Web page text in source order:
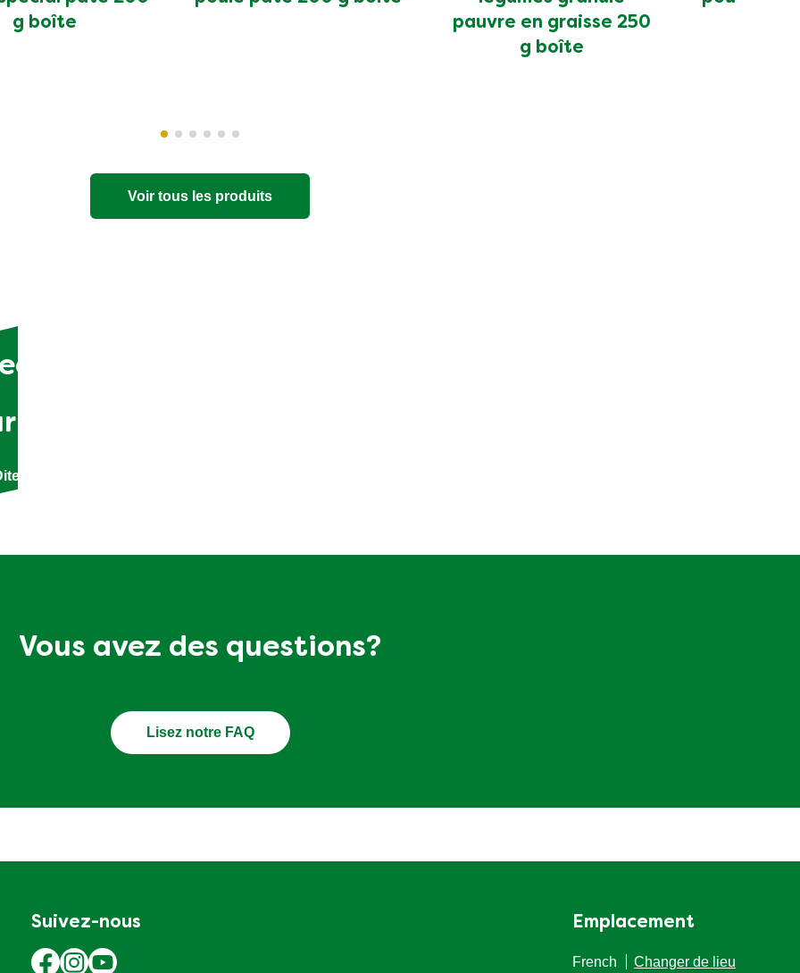
g boîte
pauvre en graisse 250
g boîte
Voir tous les produits
des recettes, des trucs et astuces
la façon de manger durable?
nous vos préférences culinaires et nous ferons le reste.
Vous avez des questions?
Lisez notre FAQ
Suivez-nous Emplacement
French Changer de lieu